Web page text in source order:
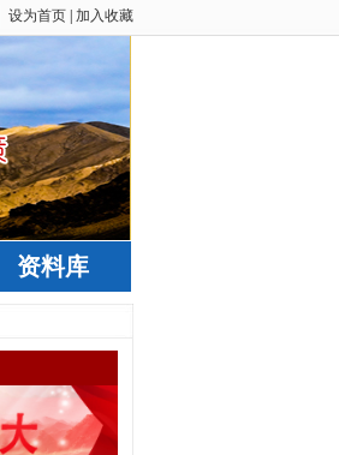
设为首页 加入收藏
资料库